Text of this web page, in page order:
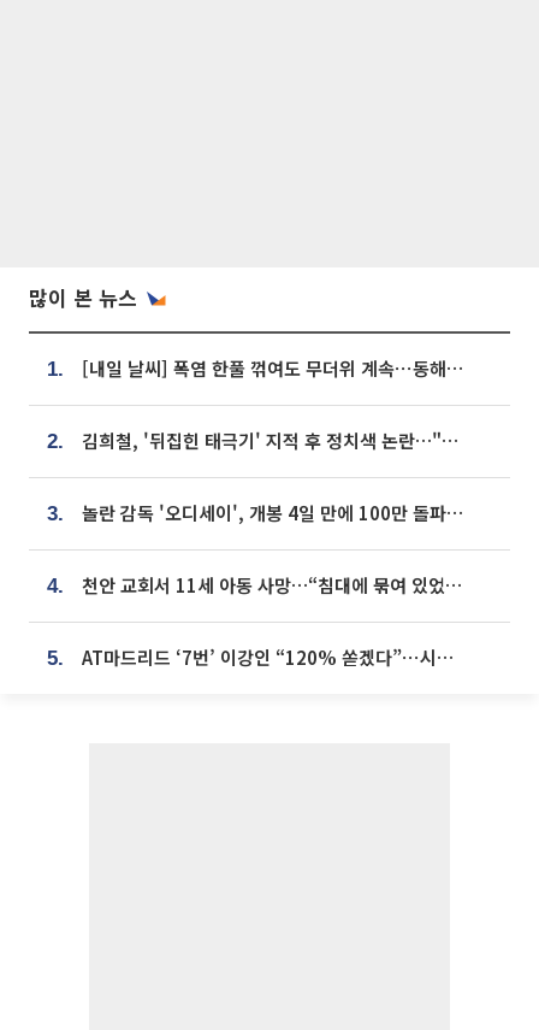
많이 본 뉴스
1. [내일 날씨] 폭염 한풀 꺾여도 무더위 계속⋯동해안 이틀 연속 비
2. 김희철, '뒤집힌 태극기' 지적 후 정치색 논란…"좌우 떠나 우리나라 국기"
3. 놀란 감독 '오디세이', 개봉 4일 만에 100만 돌파⋯'왕사남' 보다 빠르다
4. 천안 교회서 11세 아동 사망…“침대에 묶여 있었다” 진술 확보
5. AT마드리드 ‘7번’ 이강인 “120% 쏟겠다”⋯시메오네 감독 “필요한 선수”